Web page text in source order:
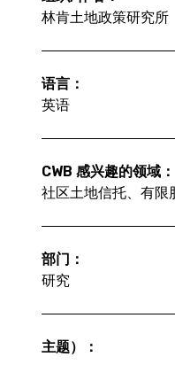
林肯土地政策研究所
语言：
英语
CWB 感兴趣的领域：
社区土地信托、有限
部门：
研究
主题）：